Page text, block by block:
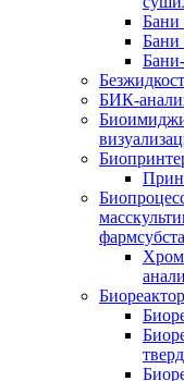
Бани
Бани
БИК-